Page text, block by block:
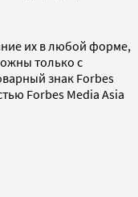
их в любой форме,
только с
знак Forbes
Forbes Media Asia